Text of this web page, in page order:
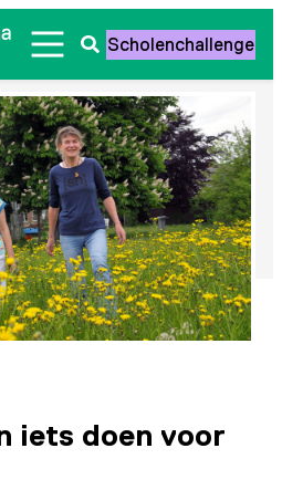
Zoeken
openen
Scholenchallenge
iets doen voor